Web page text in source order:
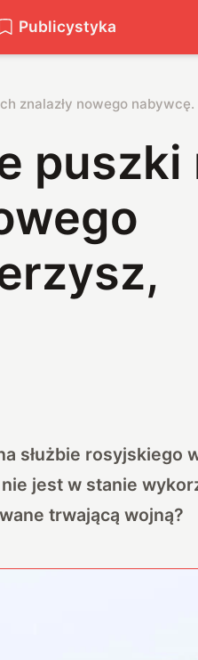
Publicystyka
znalazły nowego
puszki
służbie rosyjskiego
jest w stanie
trwającą wojną?